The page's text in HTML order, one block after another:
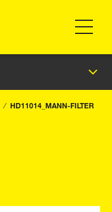
HD11014_MANN-FILTER